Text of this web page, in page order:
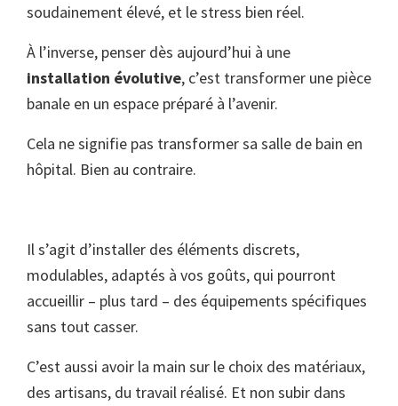
soudainement élevé, et le stress bien réel.
À l’inverse, penser dès aujourd’hui à une
installation évolutive, c’est transformer une pièce
banale en un espace préparé à l’avenir.
Cela ne signifie pas transformer sa salle de bain en
hôpital. Bien au contraire.
Il s’agit d’installer des éléments discrets,
modulables, adaptés à vos goûts, qui pourront
accueillir – plus tard – des équipements spécifiques
sans tout casser.
C’est aussi avoir la main sur le choix des matériaux,
des artisans, du travail réalisé. Et non subir dans